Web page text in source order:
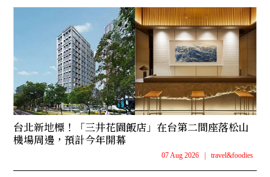
台北新地標！「三井花園飯店」在台第二間座落松山
機場周邊，預計今年開幕
07 Aug 2026 | travel&foodies